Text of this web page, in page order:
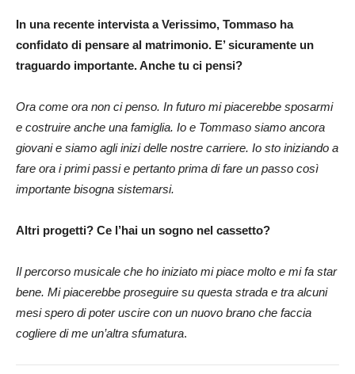
In una recente intervista a Verissimo, Tommaso ha
confidato di pensare al matrimonio. E’ sicuramente un
traguardo importante. Anche tu ci pensi?
Ora come ora non ci penso. In futuro mi piacerebbe sposarmi
e costruire anche una famiglia. Io e Tommaso siamo ancora
giovani e siamo agli inizi delle nostre carriere. Io sto iniziando a
fare ora i primi passi e pertanto prima di fare un passo così
importante bisogna sistemarsi.
Altri progetti? Ce l’hai un sogno nel cassetto?
Il percorso musicale che ho iniziato mi piace molto e mi fa star
bene. Mi piacerebbe proseguire su questa strada e tra alcuni
mesi spero di poter uscire con un nuovo brano che faccia
cogliere di me un’altra sfumatura.